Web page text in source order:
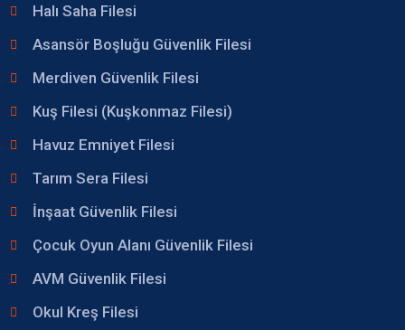
Halı Saha Filesi
Asansör Boşluğu Güvenlik Filesi
Merdiven Güvenlik Filesi
Kuş Filesi (Kuşkonmaz Filesi)
Havuz Emniyet Filesi
Tarım Sera Filesi
İnşaat Güvenlik Filesi
Çocuk Oyun Alanı Güvenlik Filesi
AVM Güvenlik Filesi
Okul Kreş Filesi